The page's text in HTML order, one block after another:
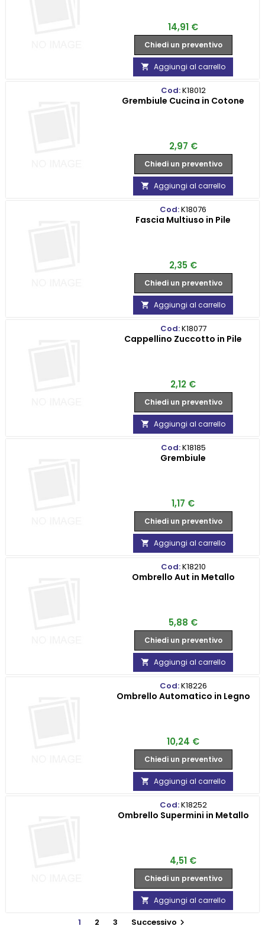
Prezzo
14,91 €
Chiedi un preventivo
 Aggiungi al carrello
Cod:K18012
Grembiule Cucina in Cotone
Prezzo
2,97 €
Chiedi un preventivo
 Aggiungi al carrello
Cod:K18076
Fascia Multiuso in Pile
Prezzo
2,35 €
Chiedi un preventivo
 Aggiungi al carrello
Cod:K18077
Cappellino Zuccotto in Pile
Prezzo
2,12 €
Chiedi un preventivo
 Aggiungi al carrello
Cod:K18185
Grembiule
Prezzo
1,17 €
Chiedi un preventivo
 Aggiungi al carrello
Cod:K18210
Ombrello Aut in Metallo
Prezzo
5,88 €
Chiedi un preventivo
 Aggiungi al carrello
Cod:K18226
Ombrello Automatico in Legno
Prezzo
10,24 €
Chiedi un preventivo
 Aggiungi al carrello
Cod:K18252
Ombrello Supermini in Metallo
Prezzo
4,51 €
Chiedi un preventivo
 Aggiungi al carrello
1 2 3 Successivo 